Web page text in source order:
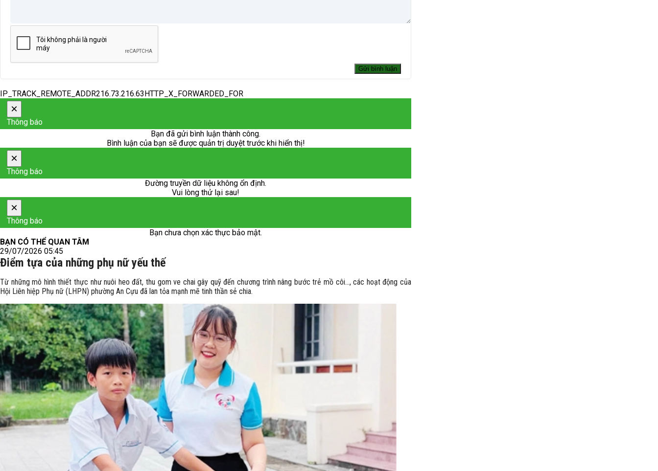
IP_TRACK_REMOTE_ADDR216.73.216.63HTTP_X_FORWARDED_FOR
×
Thông báo
Bạn đã gửi bình luận thành công.
Bình luận của bạn sẽ được quản trị duyệt trước khi hiển thị!
×
Thông báo
Đường truyền dữ liệu không ổn định.
Vui lòng thử lại sau!
×
Thông báo
Bạn chưa chọn xác thực bảo mật.
BẠN CÓ THỂ QUAN TÂM
29/07/2026 05:45
Điểm tựa của những phụ nữ yếu thế
Từ những mô hình thiết thực như nuôi heo đất, thu gom ve chai gây quỹ đến chương trình nâng bước trẻ mồ côi..., các hoạt động của
Hội Liên hiệp Phụ nữ (LHPN) phường An Cựu đã lan tỏa mạnh mẽ tinh thần sẻ chia.